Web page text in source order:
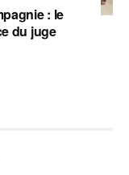
: le
du juge